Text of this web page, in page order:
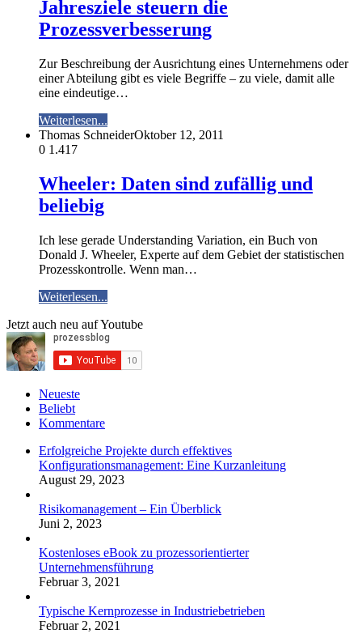
Jahresziele steuern die
Prozessverbesserung
Zur Beschreibung der Ausrichtung eines Unternehmens oder
einer Abteilung gibt es viele Begriffe – zu viele, damit alle
eine eindeutige…
Weiterlesen...
Thomas SchneiderOktober 12, 2011
0 1.417
Wheeler: Daten sind zufällig und
beliebig
Ich lese gerade Understanding Variation, ein Buch von
Donald J. Wheeler, Experte auf dem Gebiet der statistischen
Prozesskontrolle. Wenn man…
Weiterlesen...
Jetzt auch neu auf Youtube
Neueste
Beliebt
Kommentare
Erfolgreiche Projekte durch effektives
Konfigurationsmanagement: Eine Kurzanleitung
August 29, 2023
Risikomanagement – Ein Überblick
Juni 2, 2023
Kostenloses eBook zu prozessorientierter
Unternehmensführung
Februar 3, 2021
Typische Kernprozesse in Industriebetrieben
Februar 2, 2021